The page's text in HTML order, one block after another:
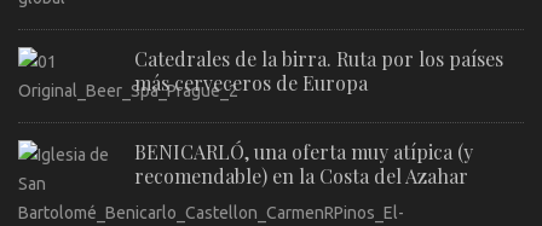
Catedrales de la birra. Ruta por los países
más cerveceros de Europa
BENICARLÓ, una oferta muy atípica (y
recomendable) en la Costa del Azahar